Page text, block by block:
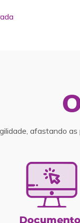
afastando